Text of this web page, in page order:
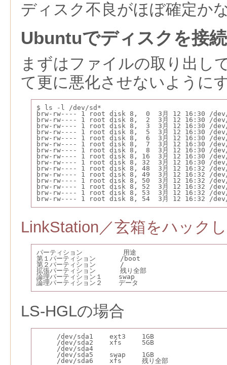
ディスク不良がほぼ確定か
Ubuntuでディスクを接続
まずはファイルの取り出し
て更に悪化させないように
$ ls -l /dev/sd*
brw-rw---- 1 root disk 8,  0  3月 12 16:30 /
brw-rw---- 1 root disk 8,  2  3月 12 16:30 /
brw-rw---- 1 root disk 8,  3  3月 12 16:30 /
brw-rw---- 1 root disk 8,  5  3月 12 16:30 /
brw-rw---- 1 root disk 8,  6  3月 12 16:30 /
brw-rw---- 1 root disk 8,  7  3月 12 16:30 /
brw-rw---- 1 root disk 8,  8  3月 12 16:30 /
brw-rw---- 1 root disk 8, 16  3月 12 16:30 /
brw-rw---- 1 root disk 8, 32  3月 12 16:30 /
brw-rw---- 1 root disk 8, 48  3月 12 16:32 /
brw-rw---- 1 root disk 8, 49  3月 12 16:32 /
brw-rw---- 1 root disk 8, 50  3月 12 16:32 /
brw-rw---- 1 root disk 8, 52  3月 12 16:32 /
brw-rw---- 1 root disk 8, 53  3月 12 16:32 /
brw-rw---- 1 root disk 8, 54  3月 12 16:32 /
LinkStation／玄箱をハック
パーティション          用途
第１パーティション      /boot
第２パーティション      /
拡張パーティション      残り全部
論理パーティション１    swap
論理パーティション２    データ
LS-HGLの場合
/dev/sda1    ext3    1GB
/dev/sda2    xfs     5GB
/dev/sda4
/dev/sda5    swap    1GB
/dev/sda6    xfs     残り全部